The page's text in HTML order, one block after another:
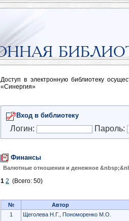
Доступ в электронную библиотеку
«Синергия»
Вход в библиотеку
Логин: Пароль:
Финансы
Валютные отношения и денежное
1 2 (Всего: 50)
№ Автор
1
Щеголева Н.Г., Пономоренко М.О.